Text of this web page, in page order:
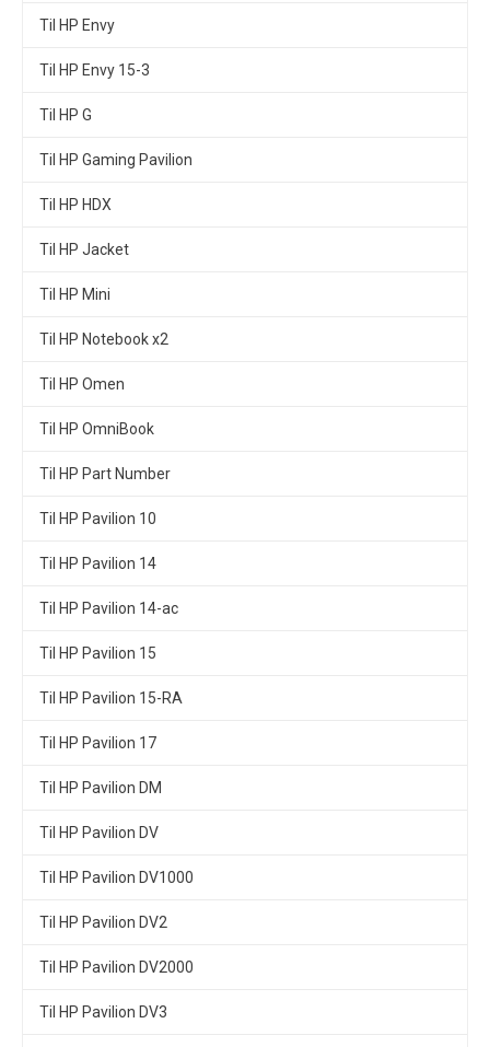
Til HP Envy
Til HP Envy 15-3
Til HP G
Til HP Gaming Pavilion
Til HP HDX
Til HP Jacket
Til HP Mini
Til HP Notebook x2
Til HP Omen
Til HP OmniBook
Til HP Part Number
Til HP Pavilion 10
Til HP Pavilion 14
Til HP Pavilion 14-ac
Til HP Pavilion 15
Til HP Pavilion 15-RA
Til HP Pavilion 17
Til HP Pavilion DM
Til HP Pavilion DV
Til HP Pavilion DV1000
Til HP Pavilion DV2
Til HP Pavilion DV2000
Til HP Pavilion DV3